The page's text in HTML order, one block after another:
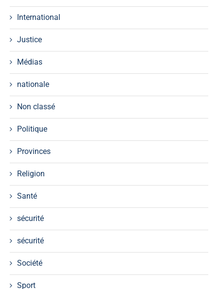
International
Justice
Médias
nationale
Non classé
Politique
Provinces
Religion
Santé
sécurité
sécurité
Société
Sport